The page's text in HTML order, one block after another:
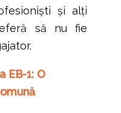
și alți
să nu fie
EB-1: O